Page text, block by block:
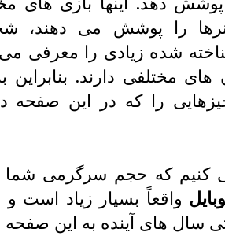
را پوشش می دهند،
شده زیادی را معرفی
های مختلفی دارند.
را که در این صفحه
که حجم سرگرمی شما
واقعاً بسیار زیاد است و